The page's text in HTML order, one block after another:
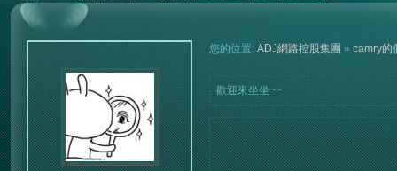
您的位置:ADJ網路控股集團»camry的
歡迎來坐坐~~